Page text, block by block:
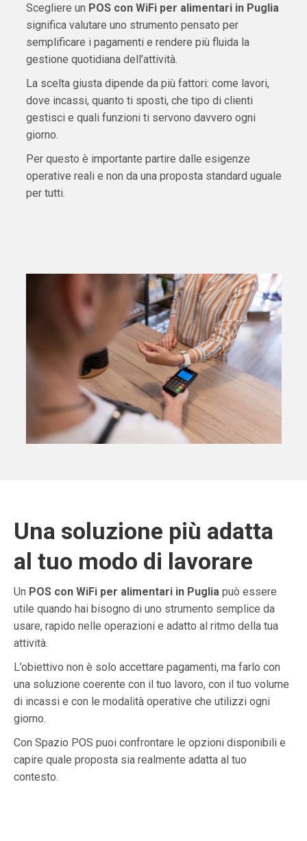
Scegliere un POS con WiFi per alimentari in Puglia
significa valutare uno strumento pensato per
semplificare i pagamenti e rendere più fluida la
gestione quotidiana dell’attività.
La scelta giusta dipende da più fattori: come lavori,
dove incassi, quanto ti sposti, che tipo di clienti
gestisci e quali funzioni ti servono davvero ogni
giorno.
Per questo è importante partire dalle esigenze
operative reali e non da una proposta standard uguale
per tutti.
Una soluzione più adatta
al tuo modo di lavorare
Un POS con WiFi per alimentari in Puglia può essere
utile quando hai bisogno di uno strumento semplice da
usare, rapido nelle operazioni e adatto al ritmo della tua
attività.
L’obiettivo non è solo accettare pagamenti, ma farlo con
una soluzione coerente con il tuo lavoro, con il tuo volume
di incassi e con le modalità operative che utilizzi ogni
giorno.
Con Spazio POS puoi confrontare le opzioni disponibili e
capire quale proposta sia realmente adatta al tuo
contesto.